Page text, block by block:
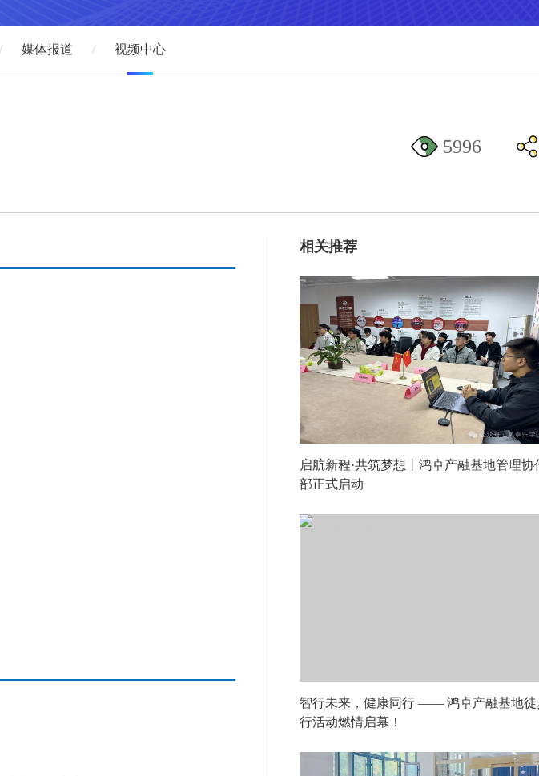
媒体报道 视频中心
5996
相关推荐
启航新程·共筑梦想丨鸿卓产融基地管理协
部正式启动
智行未来，健康同行 —— 鸿卓产融基地徒
行活动燃情启幕！